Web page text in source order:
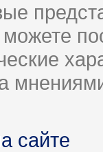
сайте